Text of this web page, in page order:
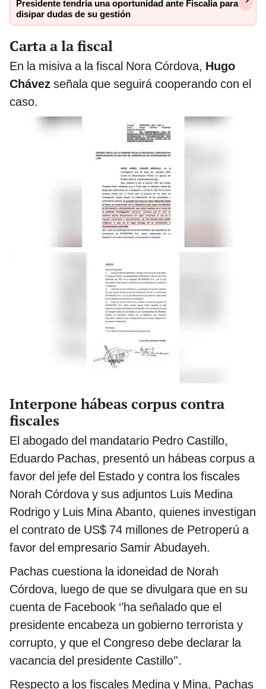
Presidente tendría una oportunidad ante Fiscalía para
disipar dudas de su gestión
Carta a la fiscal
En la misiva a la fiscal Nora Córdova, Hugo
Chávez señala que seguirá cooperando con el
caso.
Interpone hábeas corpus contra
fiscales
El abogado del mandatario Pedro Castillo,
Eduardo Pachas, presentó un hábeas corpus a
favor del jefe del Estado y contra los fiscales
Norah Córdova y sus adjuntos Luis Medina
Rodrigo y Luis Mina Abanto, quienes investigan
el contrato de US$ 74 millones de Petroperú a
favor del empresario Samir Abudayeh.
Pachas cuestiona la idoneidad de Norah
Córdova, luego de que se divulgara que en su
cuenta de Facebook ‘’ha señalado que el
presidente encabeza un gobierno terrorista y
corrupto, y que el Congreso debe declarar la
vacancia del presidente Castillo’'.
Respecto a los fiscales Medina y Mina, Pachas